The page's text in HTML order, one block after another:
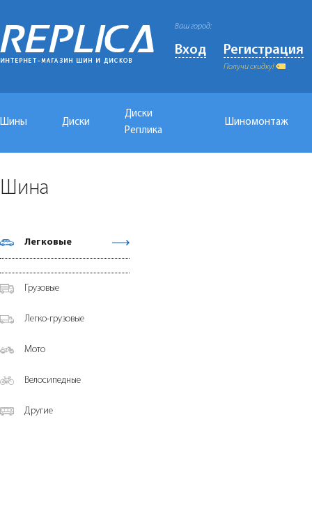
Ваш город:
Вход Регистрация
Получи скидку!
Шины Диски
Диски
Реплика
Шиномонтаж
Шина
Легковые
Грузовые
Легко-грузовые
Мото
Велосипедные
Другие